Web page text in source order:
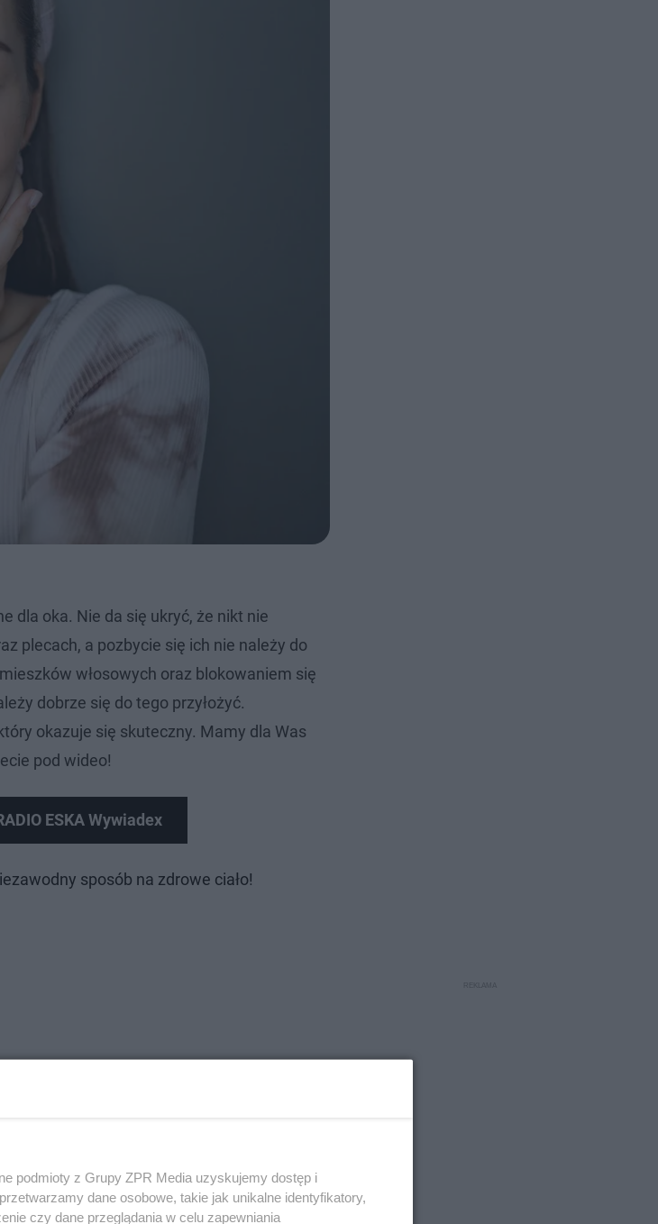
dla oka. Nie da się ukryć, że nikt nie
plecach, a pozbycie się ich nie należy do
włosowych oraz blokowaniem się
dobrze się do tego przyłożyć.
okazuje się skuteczny. Mamy dla Was
pod wideo!
ESKA Wywiadex
sposób na zdrowe ciało!
podmioty z Grupy ZPR Media uzyskujemy dostęp i
dane osobowe, takie jak unikalne identyfikatory,
czy dane przeglądania w celu zapewniania